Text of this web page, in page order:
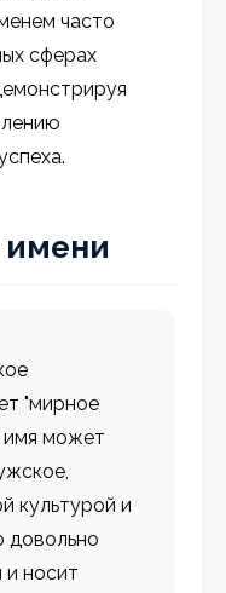
часто
сферах
"мирное
имя может
культурой и
довольно
и носит